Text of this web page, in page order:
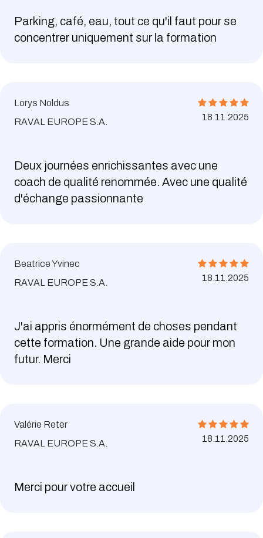
Parking, café, eau, tout ce qu'il faut pour se
concentrer uniquement sur la formation
Lorys Noldus
RAVAL EUROPE S.A.
18.11.2025
Deux journées enrichissantes avec une
coach de qualité renommée. Avec une qualité
d'échange passionnante
Beatrice Yvinec
RAVAL EUROPE S.A.
18.11.2025
J'ai appris énormément de choses pendant
cette formation. Une grande aide pour mon
futur. Merci
Valérie Reter
RAVAL EUROPE S.A.
18.11.2025
Merci pour votre accueil